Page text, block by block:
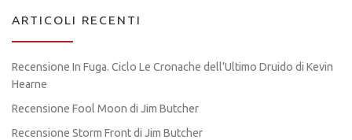
ARTICOLI RECENTI
Recensione In Fuga. Ciclo Le Cronache dell’Ultimo Druido di Kevin
Hearne
Recensione Fool Moon di Jim Butcher
Recensione Storm Front di Jim Butcher